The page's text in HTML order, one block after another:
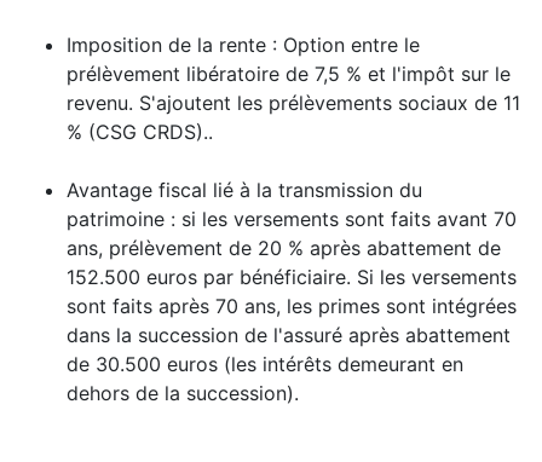
Imposition de la rente : Option entre le
prélèvement libératoire de 7,5 % et l'impôt sur le
revenu. S'ajoutent les prélèvements sociaux de 11
% (CSG CRDS)..
Avantage fiscal lié à la transmission du
patrimoine : si les versements sont faits avant 70
ans, prélèvement de 20 % après abattement de
152.500 euros par bénéficiaire. Si les versements
sont faits après 70 ans, les primes sont intégrées
dans la succession de l'assuré après abattement
de 30.500 euros (les intérêts demeurant en
dehors de la succession).